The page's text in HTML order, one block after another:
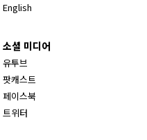
English
소셜 미디어
유투브
팟캐스트
페이스북
트위터